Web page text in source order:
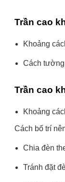
Trần cao
Khoảng
Cách
Trần cao
Khoảng
Cách bố trí
Chia đèn
Tránh đặt